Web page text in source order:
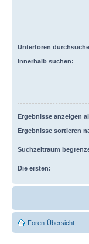
Unterforen
Innerhalb suchen:
Ergebnisse anzeigen
Ergebnisse sortieren
Suchzeitraum
Die ersten:
Foren-Übersicht